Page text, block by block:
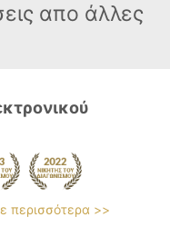
απο άλλες
περισσότερα >>